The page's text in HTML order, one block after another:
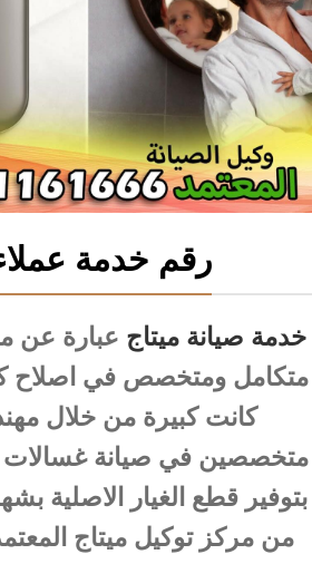
رقم خدمة
خدمة صيانة ميتاج عبارة عن
متكامل ومتخصص في اصلاح
كانت كبيرة من خلال
متخصصين في صيانة غسالات
بتوفير قطع الغيار الاصلية
من مركز توكيل ميتاج